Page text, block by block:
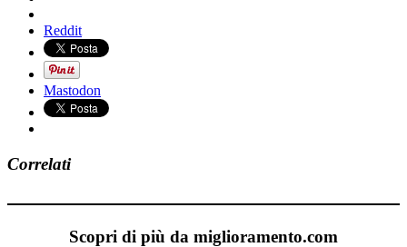
Reddit
Mastodon
Correlati
Scopri di più da miglioramento.com